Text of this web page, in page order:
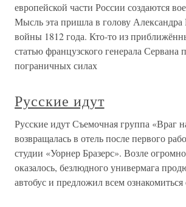
европейской части России создаются
Мысль эта пришла в голову Александра
войны 1812 года. Кто-то из
статью французского генерала Сервана
пограничных силах
Русские идут
Русские идут Съемочная группа «Враг
возвращалась в отель после первого
студии «Уорнер Бразерс». Возле
оказалось, безлюдного универмага
автобус и предложил всем